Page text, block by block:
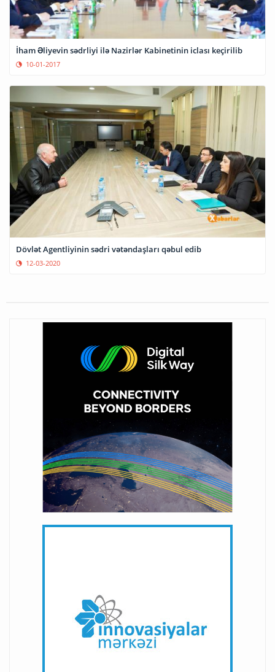
İham Əliyevin sədrliyi ilə Nazirlər Kabinetinin iclası keçirilib
10-01-2017
Dövlət Agentliyinin sədri vətəndaşları qəbul edib
12-03-2020